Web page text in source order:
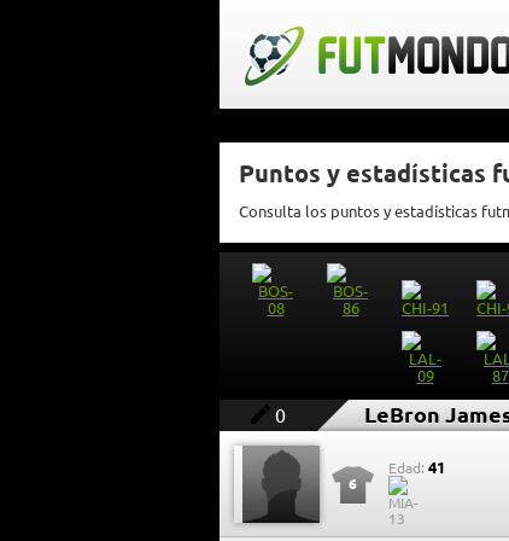
Puntos y estadísticas
Consulta los puntos y estadísticas
0 LeBron
6
Edad: 41